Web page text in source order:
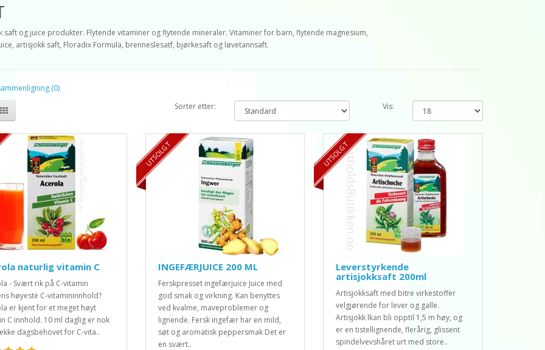
saft og juice produkter. Flytende vitaminer og flytende mineraler. Vitaminer for barn, flytende magnesium,
artisjokk saft, Floradix Formula, brenneslesatf, bjørkesaft og løvetannsaft.
(0)
Sorter etter:
Vis:
naturlig vitamin C
- Svært rik på C-vitamin
høyeste C-vitamininnhold?
er kjent for et meget høyt
C innhold. 10 ml daglig er nok
dagsbehovet for C-vita..
TILBUD 13%
UTSOLGT
INGEFÆRJUICE 200 ML
Ferskpresset ingefærjuice Juice med
god smak og virkning. Kan benyttes
ved kvalme, maveproblemer og
lignende. Fersk ingefær har en mild,
søt og aromatisk peppersmak Det er
en svært..
TILBUD 10%
UTSOLGT
Leverstyrkende
artisjokksaft 200ml
Artisjokksaft med bitre virkestoffer
velgjørende for lever og galle.
Artisjokk lkan bli opptil 1,5 m høy, og
er en tistellignende, flerårig, glissent
spindelvevshåret urt med store..